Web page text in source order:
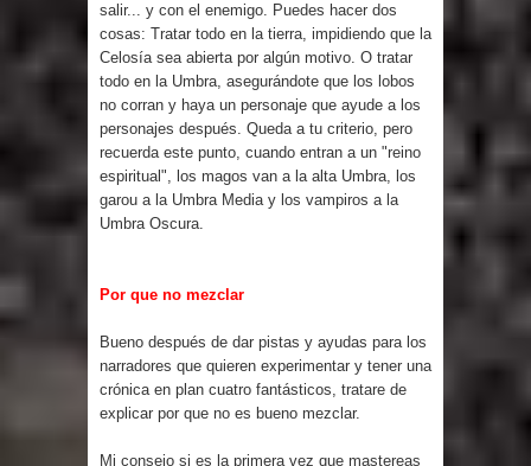
salir... y con el enemigo. Puedes hacer dos
cosas: Tratar todo en la tierra, impidiendo que la
Celosía sea abierta por algún motivo. O tratar
todo en la Umbra, asegurándote que los lobos
no corran y haya un personaje que ayude a los
personajes después. Queda a tu criterio, pero
recuerda este punto, cuando entran a un "reino
espiritual", los magos van a la alta Umbra, los
garou a la Umbra Media y los vampiros a la
Umbra Oscura.
Por que no mezclar
Bueno después de dar pistas y ayudas para los
narradores que quieren experimentar y tener una
crónica en plan cuatro fantásticos, tratare de
explicar por que no es bueno mezclar.
Mi consejo si es la primera vez que mastereas